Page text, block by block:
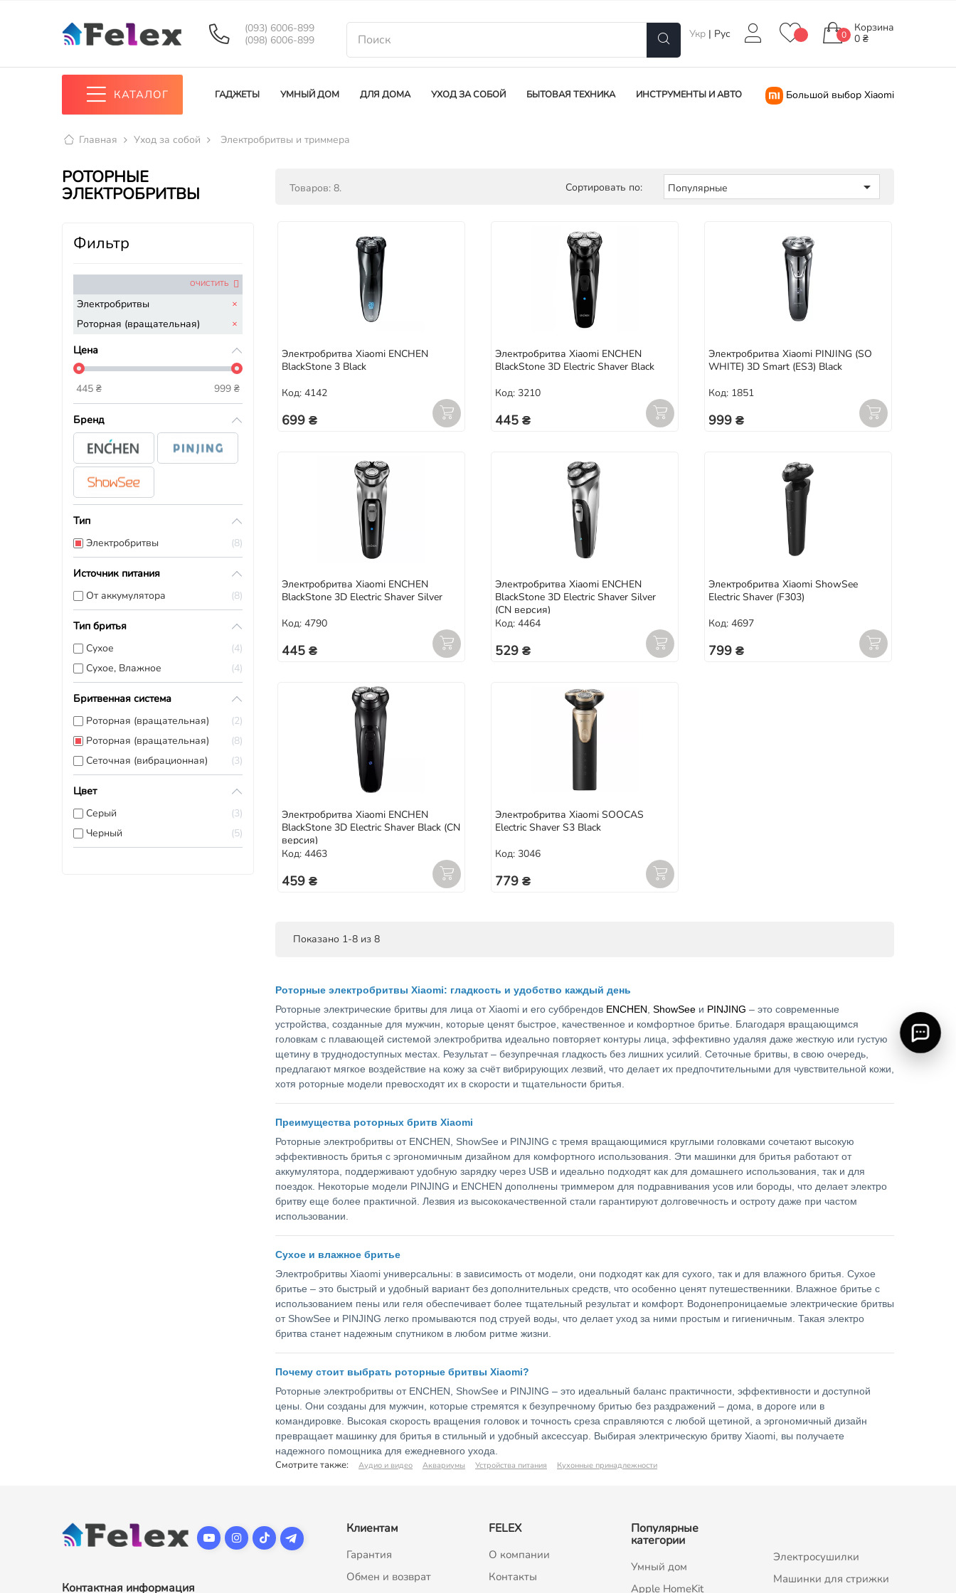
(093) 6006-899
(098) 6006-899
Укр | Рус 0
Корзина
0 ₴
КАТАЛОГ ГАДЖЕТЫ УМНЫЙ ДОМ ДЛЯ ДОМА УХОД ЗА СОБОЙ БЫТОВАЯ ТЕХНИКА ИНСТРУМЕНТЫ И АВТО Большой выбор Xiaomi
Главная Уход за собой Электробритвы и триммера
РОТОРНЫЕ
ЭЛЕКТРОБРИТВЫ
Фильтр
ОЧИСТИТЬ
Электробритвы
Роторная (вращательная)
Цена
445 ₴ 999 ₴
Бренд
Тип
Электробритвы 8
Источник питания
От аккумулятора 8
Тип бритья
Сухое
4
Сухое, Влажное
4
Бритвенная система
Роторная (вращательная)
2
Роторная (вращательная)
8
Сеточная (вибрационная)
3
Цвет
Серый
3
Черный
5
Товаров: 8. Сортировать по: Популярные 
Электробритва Xiaomi ENCHEN
BlackStone 3 Black
Код: 4142
699 ₴
Электробритва Xiaomi ENCHEN
BlackStone 3D Electric Shaver Black
Код: 3210
445 ₴
Электробритва Xiaomi PINJING (SO
WHITE) 3D Smart (ES3) Black
Код: 1851
999 ₴
Электробритва Xiaomi ENCHEN
BlackStone 3D Electric Shaver Silver
Код: 4790
445 ₴
Электробритва Xiaomi ENCHEN
BlackStone 3D Electric Shaver Silver
(CN версия)
Код: 4464
529 ₴
Электробритва Xiaomi ShowSee
Electric Shaver (F303)
Код: 4697
799 ₴
Электробритва Xiaomi ENCHEN
BlackStone 3D Electric Shaver Black (CN
версия)
Код: 4463
459 ₴
Электробритва Xiaomi SOOCAS
Electric Shaver S3 Black
Код: 3046
779 ₴
Показано 1-8 из 8
Роторные электробритвы Xiaomi: гладкость и удобство каждый день
Роторные электрические бритвы для лица от Xiaomi и его суббрендов ENCHEN ShowSee и PINJING – это современные
устройства, созданные для мужчин, которые ценят быстрое, качественное и комфортное бритье. Благодаря вращающимся
головкам с плавающей системой электробритва идеально повторяет контуры лица, эффективно удаляя даже жесткую или густую
щетину в труднодоступных местах. Результат – безупречная гладкость без лишних усилий. Сеточные бритвы, в свою очередь,
предлагают мягкое воздействие на кожу за счёт вибрирующих лезвий, что делает их предпочтительными для чувствительной кожи,
хотя роторные модели превосходят их в скорости и тщательности бритья.
Преимущества роторных бритв Xiaomi
Роторные электробритвы от ENCHEN, ShowSee и PINJING с тремя вращающимися круглыми головками сочетают высокую
эффективность бритья с эргономичным дизайном для комфортного использования. Эти машинки для бритья работают от
аккумулятора, поддерживают удобную зарядку через USB и идеально подходят как для домашнего использования, так и для
поездок. Некоторые модели PINJING и ENCHEN дополнены триммером для подравнивания усов или бороды, что делает электро
бритву еще более практичной. Лезвия из высококачественной стали гарантируют долговечность и остроту даже при частом
использовании.
Сухое и влажное бритье
Электробритвы Xiaomi универсальны: в зависимость от модели, они подходят как для сухого, так и для влажного бритья. Сухое
бритье – это быстрый и удобный вариант без дополнительных средств, что особенно ценят путешественники. Влажное бритье с
использованием пены или геля обеспечивает более тщательный результат и комфорт. Водонепроницаемые электрические бритвы
от ShowSee и PINJING легко промываются под струей воды, что делает уход за ними простым и гигиеничным. Такая электро
бритва станет надежным спутником в любом ритме жизни.
Почему стоит выбрать роторные бритвы Xiaomi?
Роторные электробритвы от ENCHEN, ShowSee и PINJING – это идеальный баланс практичности, эффективности и доступной
цены. Они созданы для мужчин, которые стремятся к безупречному бритью без раздражений – дома, в дороге или в
командировке. Высокая скорость вращения головок и точность среза справляются с любой щетиной, а эргономичный дизайн
превращает машинку для бритья в стильный и удобный аксессуар. Выбирая электрическую бритву Xiaomi, вы получаете
надежного помощника для ежедневного ухода.
Смотрите также: Аудио и видео Аквариумы Устройства питания Кухонные принадлежности
Контактная информация
Клиентам
Гарантия
Обмен и возврат
FELEX
О компании
Контакты
Популярные
категории
Умный дом
Apple HomeKit
Электросушилки
Машинки для стрижки